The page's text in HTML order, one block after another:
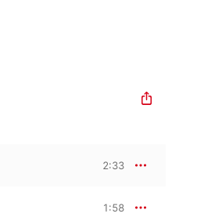
2:33
1:58